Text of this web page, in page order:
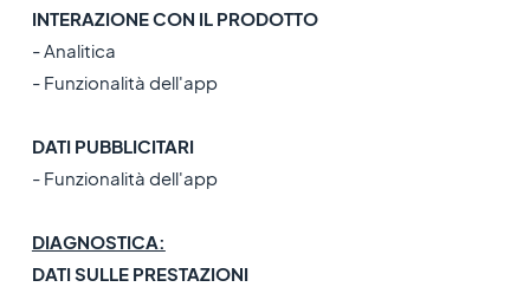
INTERAZIONE CON IL PRODOTTO
- Analitica
- Funzionalità dell'app
DATI PUBBLICITARI
- Funzionalità dell'app
DIAGNOSTICA:
DATI SULLE PRESTAZIONI